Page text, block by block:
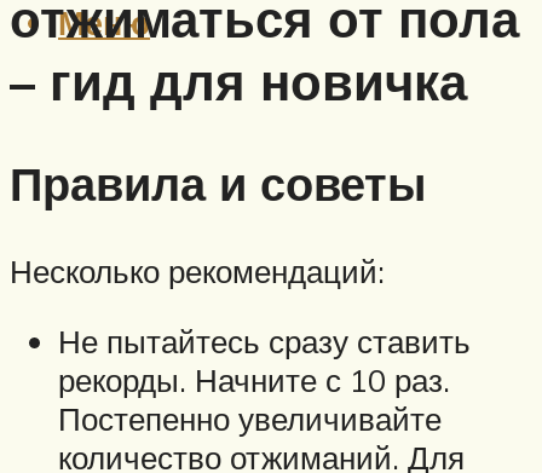
Меню
отжиматься от пола
– гид для новичка
Правила и советы
Несколько рекомендаций:
Не пытайтесь сразу ставить
рекорды. Начните с 10 раз.
Постепенно увеличивайте
количество отжиманий. Для